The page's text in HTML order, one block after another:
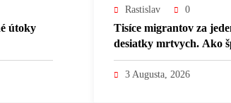
útoky
Rastislav 0
Tisíce migrantov za
desiatky mrtvych. Ako
pripomenula Európe
3 Augusta, 2026